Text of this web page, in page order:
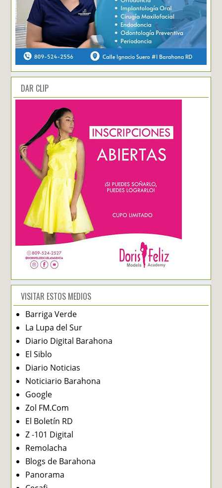
DAR CLIP
VISITAR ESTOS MEDIOS
Barriga Verde
La Lupa del Sur
Diario Digital Barahona
El Siblo
Diario Noticias
Noticiario Barahona
Google
Zol FM.Com
El Boletín RD
Z -101 Digital
Remolacha
Blogs de Barahona
Panorama